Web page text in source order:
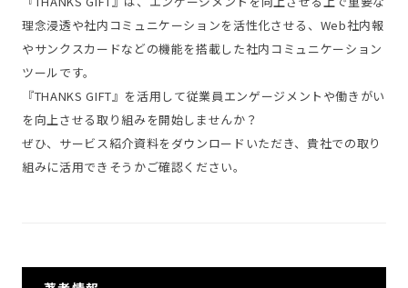
理念浸透や社内コミュニケーションを活性化させる、Web社内報
やサンクスカードなどの機能を搭載した社内コミュニケーション
ツールです。
『THANKS GIFT』を活用して従業員エンゲージメントや働きがい
を向上させる取り組みを開始しませんか？
ぜひ、サービス紹介資料をダウンロードいただき、貴社での取り
組みに活用できそうかご確認ください。